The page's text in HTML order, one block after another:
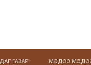
ГАЗАР МЭДЭЭ